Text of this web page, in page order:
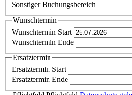
Sonstiger Buchungsbereich
Wunschtermin
Wunschtermin Start
Wunschtermin Ende
Ersatztermin
Ersatztermin Start
Ersatztermin Ende